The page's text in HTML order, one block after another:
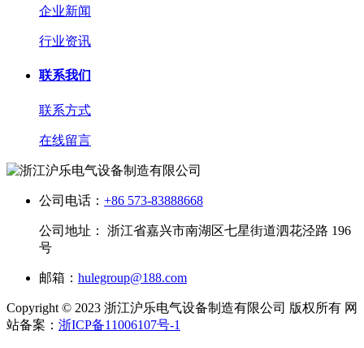
企业新闻
行业资讯
联系我们
联系方式
在线留言
公司电话： +86 573-83888668
公司地址： 浙江省嘉兴市南湖区七星街道泗花泾路 196
号
邮箱： hulegroup@188.com
Copyright © 2023 浙江沪乐电气设备制造有限公司 版权所有 网
站备案： 浙ICP备11006107号-1